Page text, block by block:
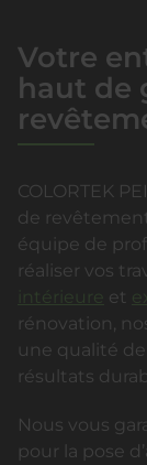
Votre
haut de
COLORTEK
de
équipe de
réaliser vos
intérieure et
rénovation,
une qualité
résultats
Nous vous
pour la pose